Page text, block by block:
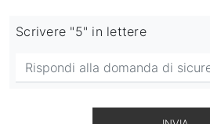
Scrivere "5" in lettere